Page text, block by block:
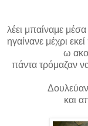
λέει μπαίναμε
ηγαίνανε μέχρι
ω
πάντα τρόμαζαν
και